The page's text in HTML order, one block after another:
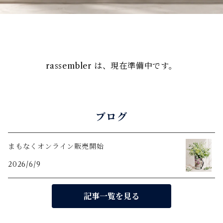
rassembler は、現在準備中です。
ブログ
まもなくオンライン販売開始
2026/6/9
記事一覧を見る